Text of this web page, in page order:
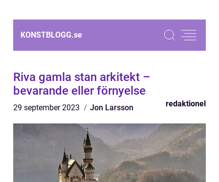
KONSTBLOGG.se
Riva gamla stan arkitekt –
bevarande eller förnyelse
29 september 2023 Jon Larsson redaktionel